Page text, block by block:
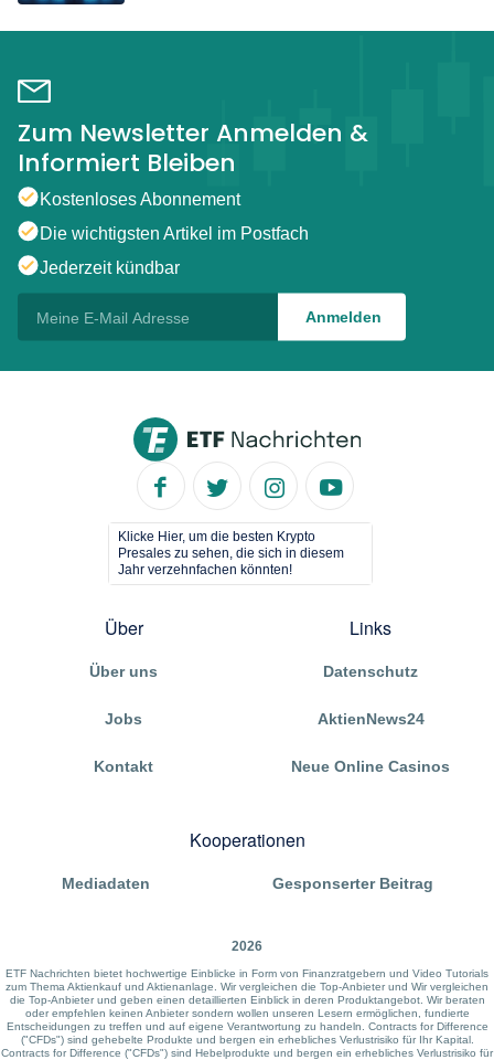
Zum Newsletter Anmelden &
Informiert Bleiben
Kostenloses Abonnement
Die wichtigsten Artikel im Postfach
Jederzeit kündbar
Klicke Hier, um die besten Krypto
Presales zu sehen, die sich in diesem
Jahr verzehnfachen könnten!
Über
Über uns
Jobs
Kontakt
Links
Datenschutz
AktienNews24
Neue Online Casinos
Kooperationen
Mediadaten Gesponserter Beitrag
2026
ETF Nachrichten bietet hochwertige Einblicke in Form von Finanzratgebern und Video Tutorials
zum Thema Aktienkauf und Aktienanlage. Wir vergleichen die Top-Anbieter und Wir vergleichen
die Top-Anbieter und geben einen detaillierten Einblick in deren Produktangebot. Wir beraten
oder empfehlen keinen Anbieter sondern wollen unseren Lesern ermöglichen, fundierte
Entscheidungen zu treffen und auf eigene Verantwortung zu handeln. Contracts for Difference
("CFDs") sind gehebelte Produkte und bergen ein erhebliches Verlustrisiko für Ihr Kapital.
Contracts for Difference ("CFDs") sind Hebelprodukte und bergen ein erhebliches Verlustrisiko für